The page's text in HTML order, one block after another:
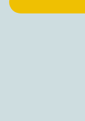
Ürün fiyatı